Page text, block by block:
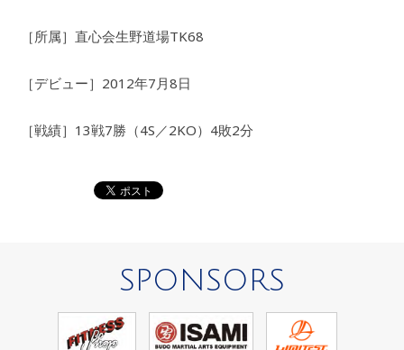
［所属］直心会生野道場TK68
［デビュー］2012年7月8日
［戦績］13戦7勝（4S／2KO）4敗2分
SPONSORS